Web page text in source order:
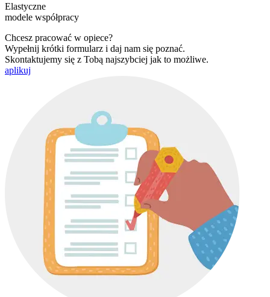
Elastyczne
modele współpracy
Chcesz pracować w opiece?
Wypełnij krótki formularz i daj nam się poznać.
Skontaktujemy się z Tobą najszybciej jak to możliwe.
aplikuj